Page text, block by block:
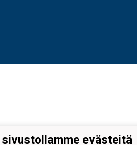
sivustollamme evästeitä